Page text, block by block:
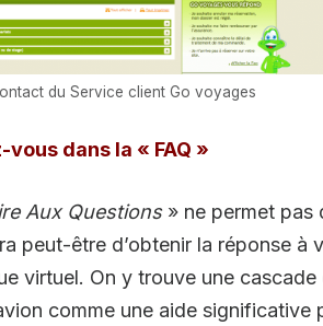
du Service client Go voyages
vous dans la « FAQ »
Aux Questions» ne permet pas
peut-être d’obtenir la réponse à
virtuel. On y trouve une
comme une aide